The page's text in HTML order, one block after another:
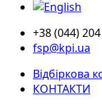
+38 (044)
fsp@kpi.ua
Відбіркова
КОНТАКТИ